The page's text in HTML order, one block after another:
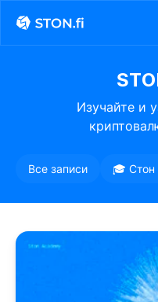
Изучайте и
Все записи 🎓 Стон